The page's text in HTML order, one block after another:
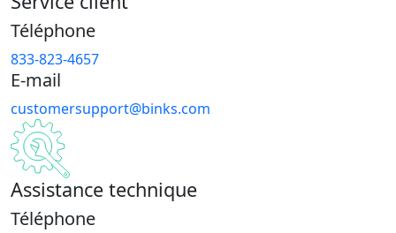
Téléphone
833-823-4657
E-mail
customersupport@binks.com
Assistance technique
Téléphone